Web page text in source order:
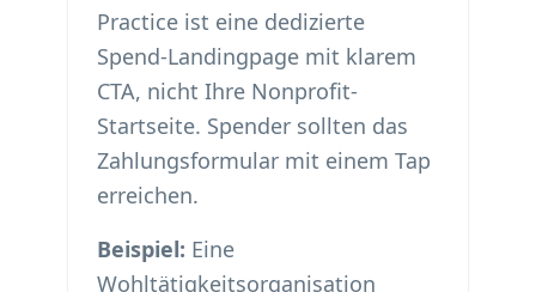
Practice ist eine dedizierte
Spend-Landingpage mit klarem
CTA, nicht Ihre Nonprofit-
Startseite. Spender sollten das
Zahlungsformular mit einem Tap
erreichen.
Beispiel: Eine
Wohltätigkeitsorganisation